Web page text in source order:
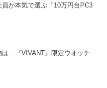
が本気で選ぶ「10万円台PC3
は…『VIVANT』限定ウオッチ